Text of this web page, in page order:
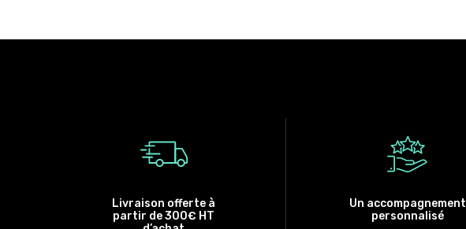
Livraison offerte à
partir de 300€ HT
Un accompagnement
personnalisé